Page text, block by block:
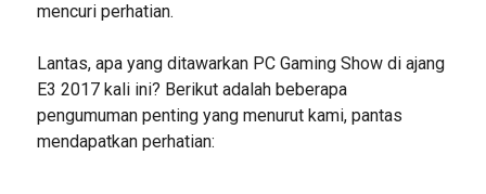
mencuri perhatian.
Lantas, apa yang ditawarkan PC Gaming Show di ajang
E3 2017 kali ini? Berikut adalah beberapa
pengumuman penting yang menurut kami, pantas
mendapatkan perhatian: